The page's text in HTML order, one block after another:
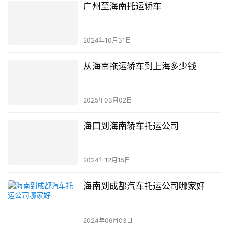
广州至海南托运轿车
2024年10月31日
从海南拖运轿车到上海多少钱
2025年03月02日
海口到海南轿车托运公司
2024年12月15日
海南到成都汽车托运公司哪家好
2024年06月03日